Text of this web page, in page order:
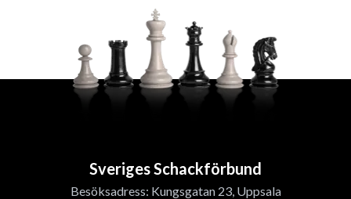
Sveriges Schackförbund
Besöksadress: Kungsgatan 23, Uppsala